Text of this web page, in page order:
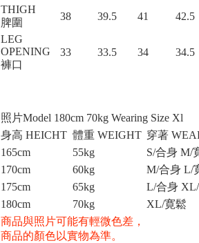
THIGH
脾圍
38 39.5 41 42.5
LEG
OPENING
褲口
33 33.5 34 34.5
照片Model 180cm 70kg Wearing Size Xl
身高 HEICHT 體重 WEIGHT 穿著
165cm
55kg
S/合身 M/
170cm
60kg
M/合身 L/
175cm
65kg
L/合身
180cm
70kg XL/寛鬆
商品與照片可能有輕微色差，
商品的顏色以實物為準。